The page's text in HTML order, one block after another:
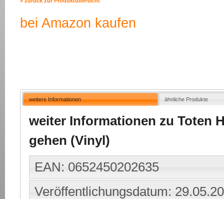
bei Amazon kaufen
weitere Informationen ähnliche Produkte
weiter Informationen zu Toten
gehen (Vinyl)
EAN: 0652450202635
Veröffentlichungsdatum: